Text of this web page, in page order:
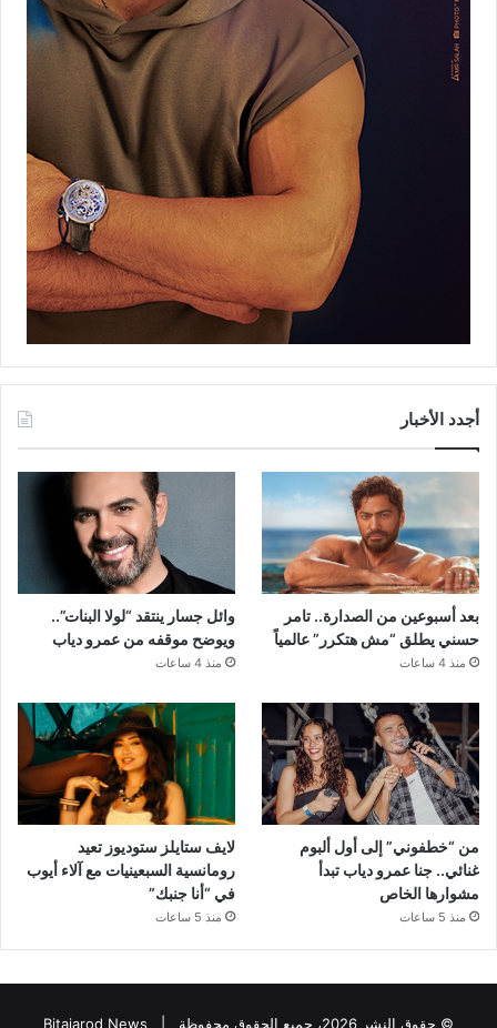
أجدد الأخبار
بعد أسبوعين من الصدارة.. تامر
حسني يطلق “مش هتكرر” عالمياً
منذ 4 ساعات
وائل جسار ينتقد “لولا البنات”..
ويوضح موقفه من عمرو دياب
منذ 4 ساعات
من “خطفوني” إلى أول ألبوم
غنائي.. جنا عمرو دياب تبدأ
مشوارها الخاص
منذ 5 ساعات
لايف ستايلز ستوديوز تعيد
رومانسية السبعينيات مع آلاء أيوب
في “أنا جنبك”
منذ 5 ساعات
© حقوق النشر 2026، جميع الحقوق محفوظة | Bitajarod News